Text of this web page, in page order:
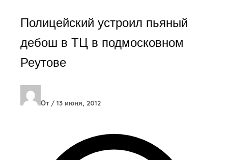
Полицейский устроил пьяный
дебош в ТЦ в подмосковном
Реутове
От / 13 июня, 2012